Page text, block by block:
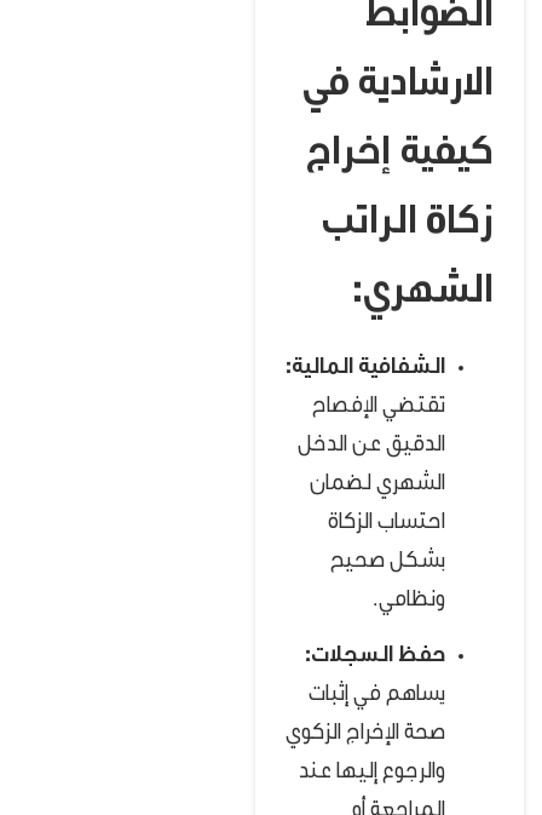
الضوابط
الارشادية في
كيفية إخراج
زكاة الراتب
الشهري:
الشفافية المالية:
تقتضي الإفصاح
الدقيق عن الدخل
الشهري لضمان
احتساب الزكاة
بشكل صحيح
ونظامي.
حفظ السجلات:
يساهم في إثبات
صحة الإخراج الزكوي
والرجوع إليها عند